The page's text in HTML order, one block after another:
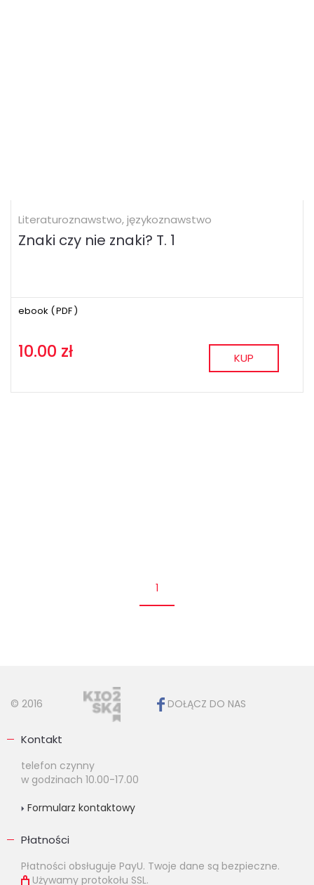
Literaturoznawstwo, językoznawstwo
Znaki czy nie znaki? T. 1
ebook (PDF)
10.00 zł KUP
1
© 2016 DOŁĄCZ DO NAS
Kontakt
telefon czynny
w godzinach 10.00-17.00
Formularz kontaktowy
Płatności
Płatności obsługuje PayU. Twoje dane są bezpieczne.
Używamy protokołu SSL.